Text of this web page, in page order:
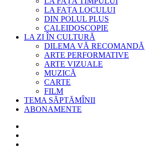
LA FAȚA LOCULUI
DIN POLUL PLUS
CALEIDOSCOPIE
LA ZI ÎN CULTURĂ
DILEMA VĂ RECOMANDĂ
ARTE PERFORMATIVE
ARTE VIZUALE
MUZICĂ
CARTE
FILM
TEMA SĂPTĂMÎNII
ABONAMENTE